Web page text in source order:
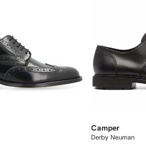
Camper
Derby Neuman